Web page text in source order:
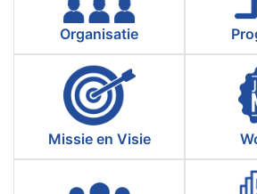
Organisatie
Missie en Visie